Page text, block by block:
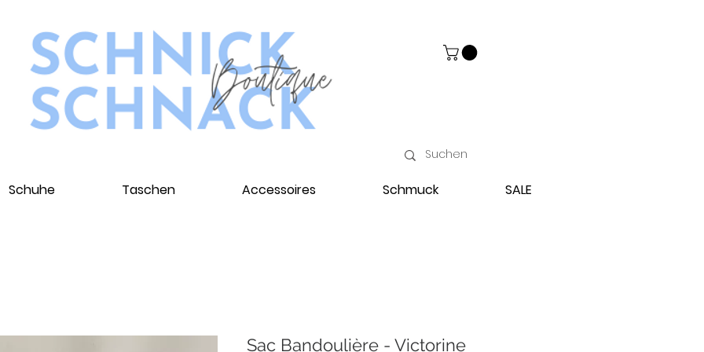
Schuhe Taschen Accessoires Schmuck SALE
Sac Bandoulière - Victorine